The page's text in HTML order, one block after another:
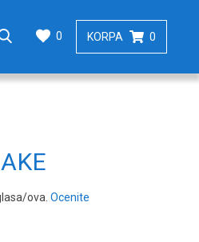
0 KORPA 0
ova. Ocenite